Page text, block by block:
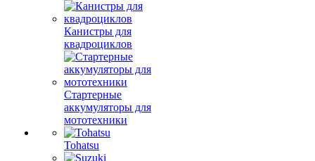
Канистры для
квадроциклов
Стартерные
аккумуляторы для
мототехники
Tohatsu